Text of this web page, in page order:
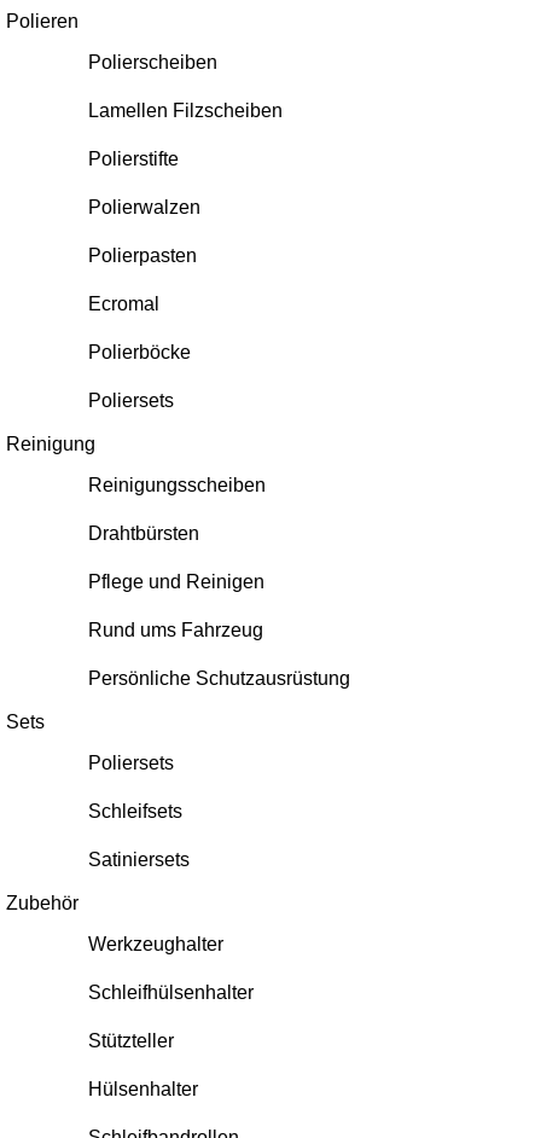
Polieren
Polierscheiben
Lamellen Filzscheiben
Polierstifte
Polierwalzen
Polierpasten
Ecromal
Polierböcke
Poliersets
Reinigung
Reinigungsscheiben
Drahtbürsten
Pflege und Reinigen
Rund ums Fahrzeug
Persönliche Schutzausrüstung
Sets
Poliersets
Schleifsets
Satiniersets
Zubehör
Werkzeughalter
Schleifhülsenhalter
Stützteller
Hülsenhalter